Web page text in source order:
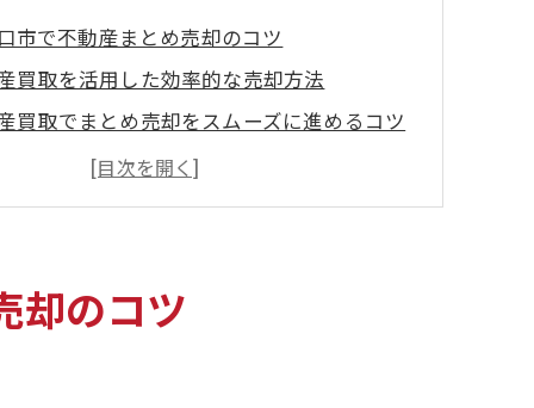
市で不動産まとめ売却のコツ
買取を活用した効率的な売却方法
買取でまとめ売却をスムーズに進めるコツ
物件の査定を最大限に活かすポイント
買取による時間短縮のメリットとは
売却を成功させる不動産買取活用術
買取を使った複数物件売却の流れ
却のコツ